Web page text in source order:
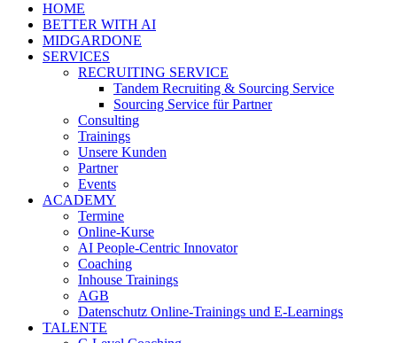
HOME
BETTER WITH AI
MIDGARDONE
SERVICES
RECRUITING SERVICE
Tandem Recruiting & Sourcing Service
Sourcing Service für Partner
Consulting
Trainings
Unsere Kunden
Partner
Events
ACADEMY
Termine
Online-Kurse
AI People-Centric Innovator
Coaching
Inhouse Trainings
AGB
Datenschutz Online-Trainings und E-Learnings
TALENTE